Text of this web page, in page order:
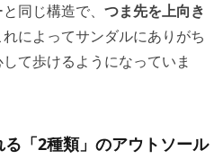
同じ構造で、 つま先を上向き
によってサンダルにありがち
て歩けるようになっていま
「2種類」のアウトソール